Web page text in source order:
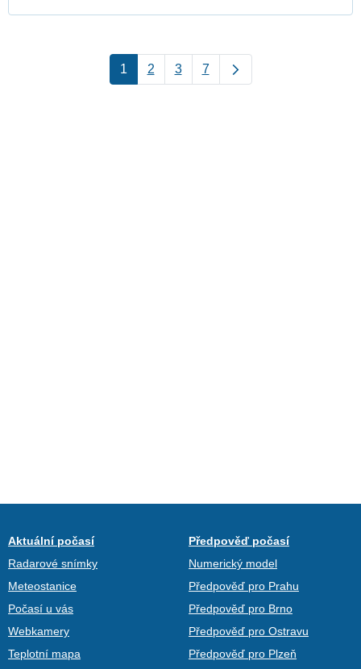
1 2 3 7
Aktuální počasí
Radarové snímky
Meteostanice
Počasí u vás
Webkamery
Teplotní mapa
Předpověď počasí
Numerický model
Předpověď pro Prahu
Předpověď pro Brno
Předpověď pro Ostravu
Předpověď pro Plzeň